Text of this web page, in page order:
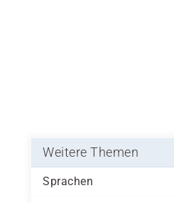
Weitere Themen
Sprachen